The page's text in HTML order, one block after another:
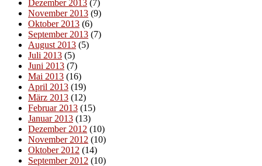
Dezember 2013 (7)
November 2013 (9)
Oktober 2013 (6)
September 2013 (7)
August 2013 (5)
Juli 2013 (5)
Juni 2013 (7)
Mai 2013 (16)
April 2013 (19)
März 2013 (12)
Februar 2013 (15)
Januar 2013 (13)
Dezember 2012 (10)
November 2012 (10)
Oktober 2012 (14)
September 2012 (10)